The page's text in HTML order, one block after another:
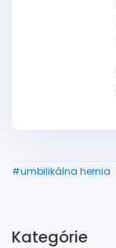
#umbilikálna hernia
Kategórie